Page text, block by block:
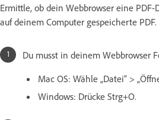
Ermittle, ob dein Webbrowser eine
auf deinem Computer gespeicherte PDF.
Du musst in deinem Webbrowser
Mac OS: Wähle „Datei“ >
Windows: Drücke Strg+O.